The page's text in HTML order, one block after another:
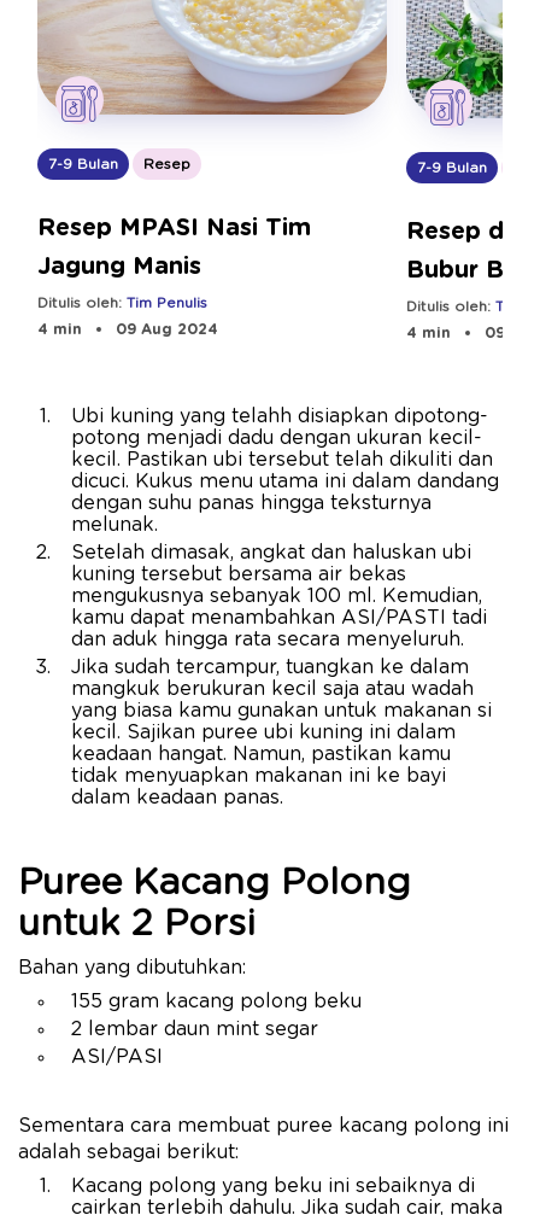
7-9 Bulan Resep
Resep MPASI Nasi Tim
Jagung Manis
Ditulis oleh: Tim Penulis
4 min
09 Aug 2024
7-9 Bulan
Resep
Bubur
Ditulis oleh: Tim
4 min
09
Ubi kuning yang telahh disiapkan dipotong-
potong menjadi dadu dengan ukuran kecil-
kecil. Pastikan ubi tersebut telah dikuliti dan
dicuci. Kukus menu utama ini dalam dandang
dengan suhu panas hingga teksturnya
melunak.
Setelah dimasak, angkat dan haluskan ubi
kuning tersebut bersama air bekas
mengukusnya sebanyak 100 ml. Kemudian,
kamu dapat menambahkan ASI/PASTI tadi
dan aduk hingga rata secara menyeluruh.
Jika sudah tercampur, tuangkan ke dalam
mangkuk berukuran kecil saja atau wadah
yang biasa kamu gunakan untuk makanan si
kecil. Sajikan puree ubi kuning ini dalam
keadaan hangat. Namun, pastikan kamu
tidak menyuapkan makanan ini ke bayi
dalam keadaan panas.
Puree Kacang Polong
untuk 2 Porsi
Bahan yang dibutuhkan:
155 gram kacang polong beku
2 lembar daun mint segar
ASI/PASI
Sementara cara membuat puree kacang polong ini
adalah sebagai berikut:
Kacang polong yang beku ini sebaiknya di
cairkan terlebih dahulu. Jika sudah cair, maka